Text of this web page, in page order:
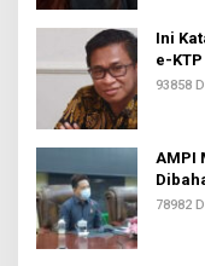
Ini
e-
93858
AMPI
78982